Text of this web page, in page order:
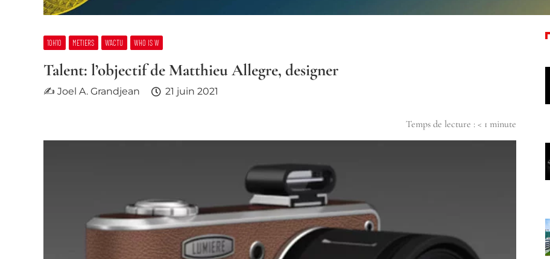
10H10 METIERS W’ACTU WHO IS W
Talent: l’objectif de Matthieu Allegre, designer
✍ Joel A. Grandjean 21 juin 2021
Temps de lecture : < 1 minute